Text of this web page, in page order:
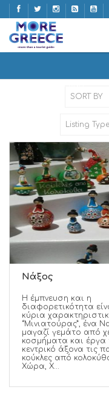
Νάξος
Η έμπνευση και η
διαφορετικότητα
κύρια
“Μινιατούρας”, ένα
μαγαζί γεμάτο από
κοσμήματα και έργα
κεντρικό άξονα τις
κούκλες από
Χώρα, Χ...